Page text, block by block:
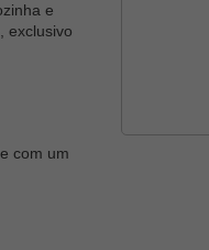
e
exclusivo
com um